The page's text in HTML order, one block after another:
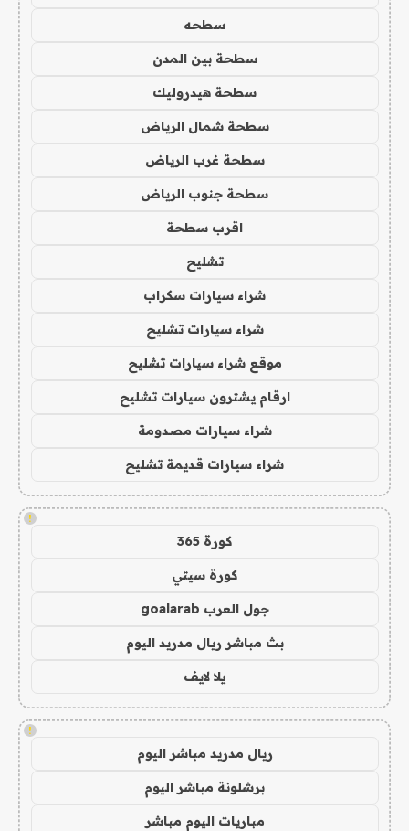
سطحه
سطحة بين المدن
سطحة هيدروليك
سطحة شمال الرياض
سطحة غرب الرياض
سطحة جنوب الرياض
اقرب سطحة
تشليح
شراء سيارات سكراب
شراء سيارات تشليح
موقع شراء سيارات تشليح
ارقام يشترون سيارات تشليح
شراء سيارات مصدومة
شراء سيارات قديمة تشليح
!
كورة 365
كورة سيتي
جول العرب goalarab
بث مباشر ريال مدريد اليوم
يلا لايف
!
ريال مدريد مباشر اليوم
برشلونة مباشر اليوم
مباريات اليوم مباشر